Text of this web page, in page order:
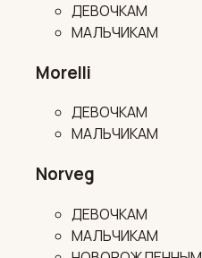
ДЕВОЧКАМ
МАЛЬЧИКАМ
Morelli
ДЕВОЧКАМ
МАЛЬЧИКАМ
Norveg
ДЕВОЧКАМ
МАЛЬЧИКАМ